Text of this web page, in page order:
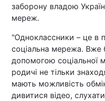
заборону владою
мереж.
"Одноклассники – це в
соціальна мережа. Вже
допомогою соціальної
родичі не тільки
мають можливість
дивитися відео,